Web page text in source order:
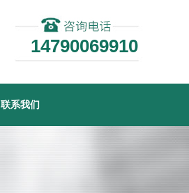
14790069910
联系我们